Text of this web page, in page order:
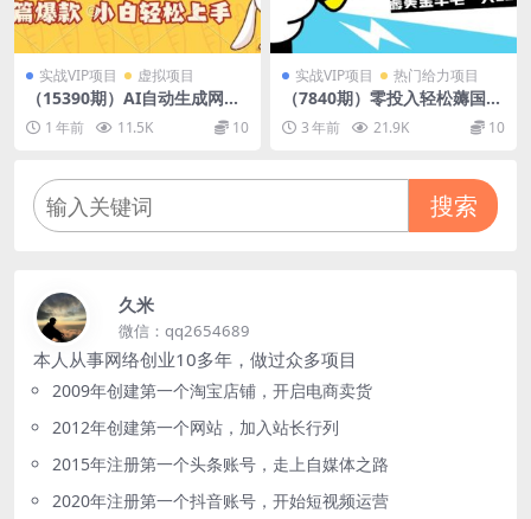
实战VIP项目 虚拟项目
（15390期）AI自动生成网文
爆款小说，小说平台佣金加广
告月入2w+，篇篇爆款，小
1 年前 11.5K 10
实战VIP项目 热门给力项目
（7840期）零投入轻松薅国外
任务网站羊毛 单号轻松五美金
可批量多开一天50+美金
3 年前 21.9K 10
搜索
久米
微信：qq2654689
本人从事网络创业10多年，做过众多项目
2009年创建第一个淘宝店铺，开启电商卖货
2012年创建第一个网站，加入站长行列
2015年注册第一个头条账号，走上自媒体之路
2020年注册第一个抖音账号，开始短视频运营